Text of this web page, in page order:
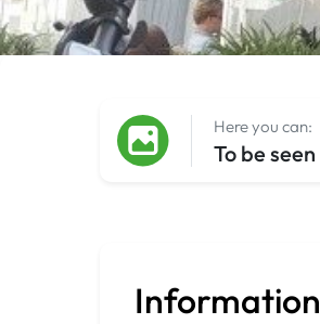
Here you can:
To be seen
Information